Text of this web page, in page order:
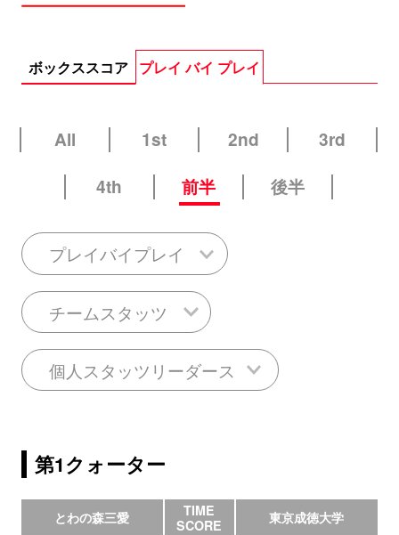
ボックススコア プレイ バイ プレイ
All 1st 2nd
3rd
4th
前半 後半
プレイバイプレイ
チームスタッツ
個人スタッツリーダース
第1クォーター
とわの森三愛
TIME
SCORE
東京成徳大学